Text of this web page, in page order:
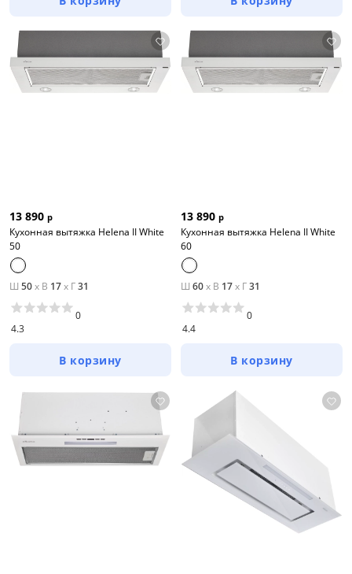
13 890 р
Кухонная вытяжка Helena II White
50
Ш 50x В 17x Г31
4.3
0
В корзину
13 890 р
Кухонная вытяжка Helena II White
60
Ш 60x В 17x Г31
4.4
0
В корзину